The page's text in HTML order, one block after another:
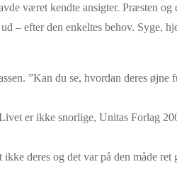
været kendte ansigter. Præsten
efter den enkeltes behov. Syge,
”Kan du se, hvordan deres øjne
er ikke snorlige, Unitas Forlag
deres og det var på den måde